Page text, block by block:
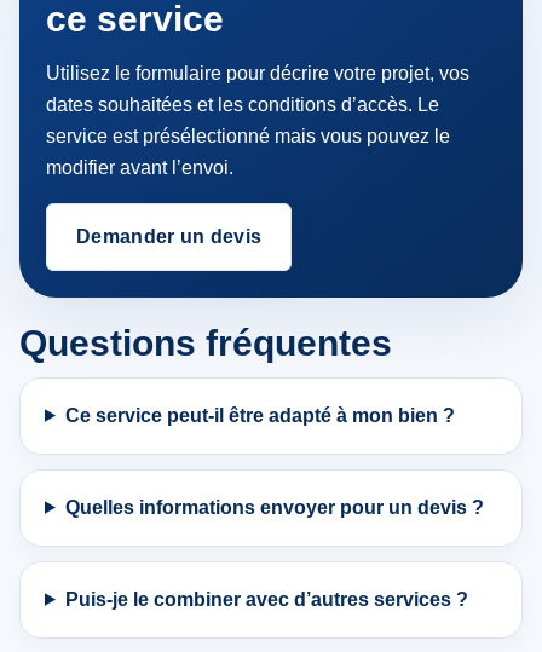
ce service
Utilisez le formulaire pour décrire votre projet, vos
dates souhaitées et les conditions d’accès. Le
service est présélectionné mais vous pouvez le
modifier avant l’envoi.
Demander un devis
Questions fréquentes
Ce service peut-il être adapté à mon bien ?
Quelles informations envoyer pour un devis ?
Puis-je le combiner avec d’autres services ?